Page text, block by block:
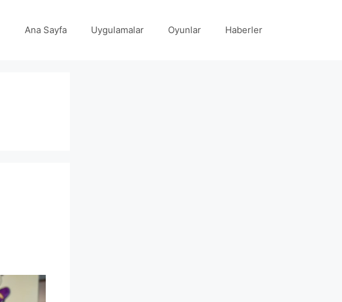
Ana Sayfa Uygulamalar Oyunlar Haberler